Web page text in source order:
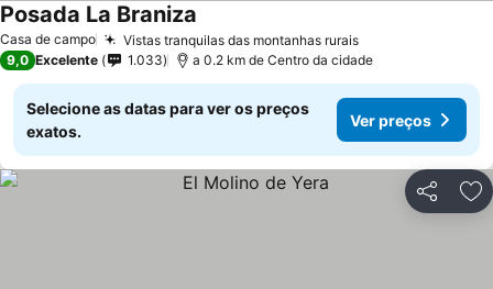
Casa de campo Vistas tranquilas das montanhas rurais
Posada La Braniza
9,0 Excelente 1.033 a 0.2 km de Centro da cidade
Selecione as datas para ver os preços
exatos.
Ver preços
Partilhar